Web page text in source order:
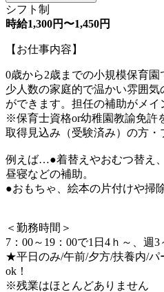
シフト制
時給1,300円〜1,450円
【お仕事内容】
0歳から2歳までの小規模保育園
少人数の家庭的で温かい雰囲
ができます。担任の補助がメイ
※保育士資格or幼稚園教諭免許
取得見込み（受験済み）の方・
例えば…●着替えやおむつ替え
昼寝などの補助。
●おもちゃ、絵本の片付けや
＜勤務時間＞
7：00～19：00で1日4ｈ～、週
★平日のみ/午前/夕方/扶養内/パ
ok！
※残業はほとんどありません